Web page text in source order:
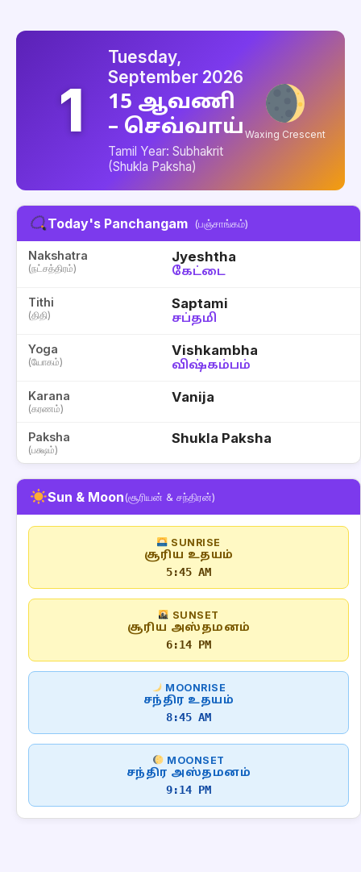
1
Tuesday,
September 2026
15 ஆவணி
– செவ்வாய்
Tamil Year: Subhakrit
(Shukla Paksha)
Waxing Crescent
Today's Panchangam (பஞ்சாங்கம்)
Nakshatra
(நட்சத்திரம்)
Jyeshtha
கேட்டை
Tithi
(திதி)
Saptami
சப்தமி
Yoga
(யோகம்)
Vishkambha
விஷ்கம்பம்
Karana
(கரணம்)
Vanija
Paksha
(பக்ஷம்)
Shukla Paksha
Sun & Moon(சூரியன் & சந்திரன்)
SUNRISE
சூரிய உதயம்
5:45 AM
SUNSET
சூரிய அஸ்தமனம்
6:14 PM
MOONRISE
சந்திர உதயம்
8:45 AM
MOONSET
சந்திர அஸ்தமனம்
9:14 PM